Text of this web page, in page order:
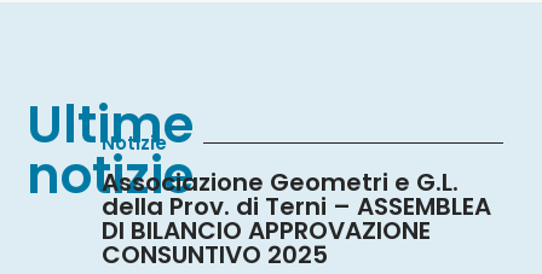
Ultime
notizie
Notizie
Associazione Geometri e G.L.
della Prov. di Terni – ASSEMBLEA
DI BILANCIO APPROVAZIONE
CONSUNTIVO 2025